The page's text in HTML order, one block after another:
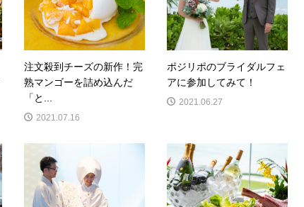
注文殺到チーズの新作！完
熟マンゴーを詰め込んだ
「と...
2021.07.16
ポジリポのブライダルフェ
アに参加してみて！
2021.06.27